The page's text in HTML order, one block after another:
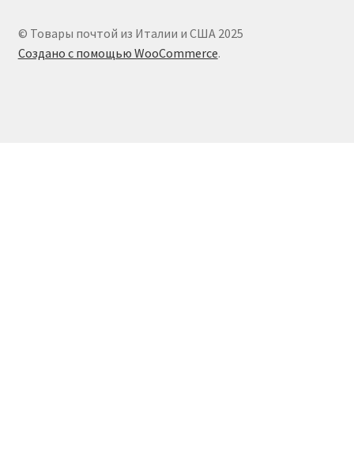
© Товары почтой из Италии и США 2025
Создано с помощью WooCommerce.